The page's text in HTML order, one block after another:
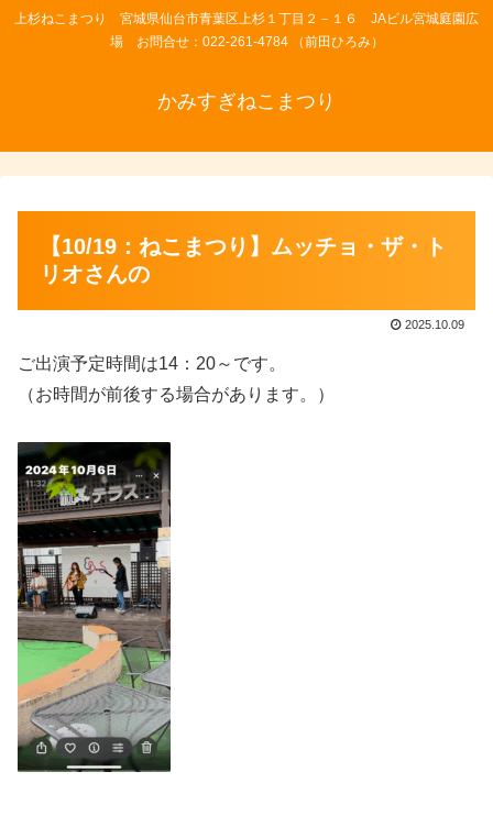
上杉ねこまつり 宮城県仙台市青葉区上杉１丁目２－１６ JAビル宮城庭園広
場 お問合せ：022-261-4784 （前田ひろみ）
かみすぎねこまつり
【10/19：ねこまつり】ムッチョ・ザ・ト
リオさんの
2025.10.09
ご出演予定時間は14：20～です。
（お時間が前後する場合があります。）